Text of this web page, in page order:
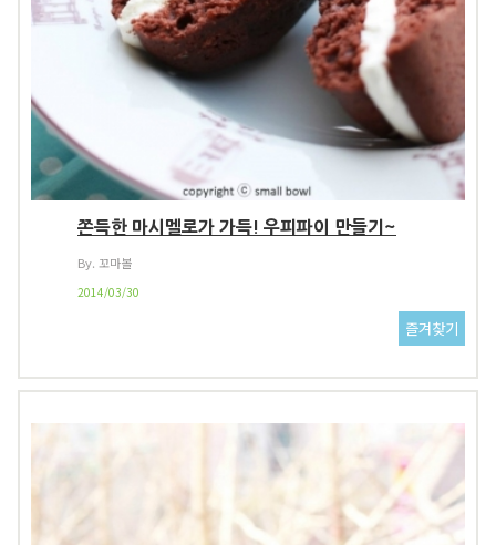
쫀득한 마시멜로가 가득! 우피파이 만들기~
By. 꼬마볼
2014/03/30